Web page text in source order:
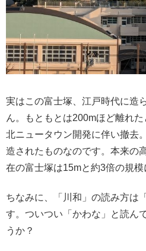
実はこの富士塚、江戸時代に造
ん。もともとは200mほど離れ
北ニュータウン開発に伴い撤去
造されたものなのです。本来の
在の富士塚は15mと約3倍の規模
ちなみに、「川和」の読み方は
す。ついつい「かわな」と読ん
うか？